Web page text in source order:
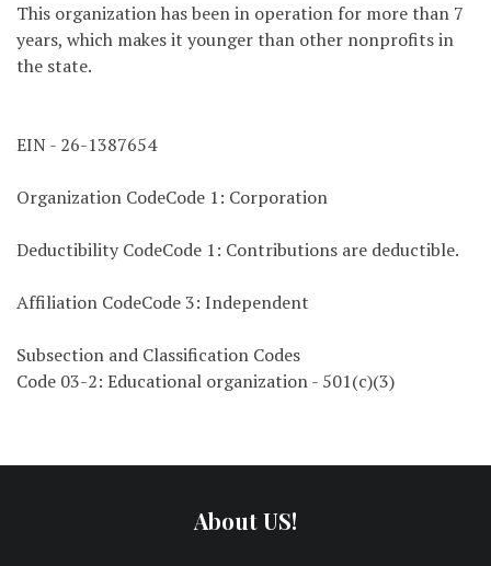
This organization has been in operation for more than 7
years, which makes it younger than other nonprofits in
the state.
EIN - 26-1387654
Organization CodeCode 1: Corporation
Deductibility CodeCode 1: Contributions are deductible.
Affiliation CodeCode 3: Independent
Subsection and Classification Codes
Code 03-2: Educational organization - 501(c)(3)
About US!